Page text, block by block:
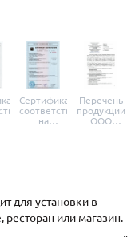
Сертификат
соответствия
на
Перечень
продукции
ООО
для установки в
или магазин.